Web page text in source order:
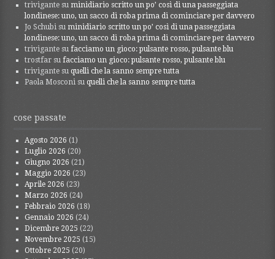
trivigante su minidiario scritto un po’ così di una passeggiata
londinese: uno, un sacco di roba prima di cominciare per davvero
Jo Schubi su minidiario scritto un po’ così di una passeggiata
londinese: uno, un sacco di roba prima di cominciare per davvero
trivigante sufacciamo un gioco: pulsante rosso, pulsante blu
trostfar sufacciamo un gioco: pulsante rosso, pulsante blu
trivigante suquelli che la sanno sempre tutta
Paola Mosconi suquelli che la sanno sempre tutta
cose passate
Agosto 2026 (1)
Luglio 2026 (20)
Giugno 2026 (21)
Maggio 2026 (23)
Aprile 2026 (23)
Marzo 2026 (24)
Febbraio 2026 (18)
Gennaio 2026 (24)
Dicembre 2025 (22)
Novembre 2025 (15)
Ottobre 2025 (20)